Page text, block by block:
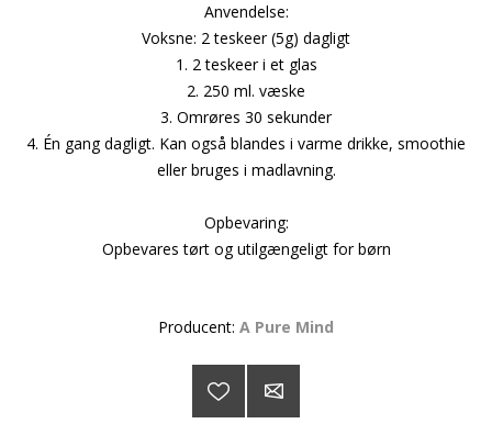
Anvendelse:
Voksne: 2 teskeer (5g) dagligt
1. 2 teskeer i et glas
2. 250 ml. væske
3. Omrøres 30 sekunder
4. Én gang dagligt. Kan også blandes i varme drikke, smoothie
eller bruges i madlavning.
Opbevaring:
Opbevares tørt og utilgængeligt for børn
Producent: A Pure Mind